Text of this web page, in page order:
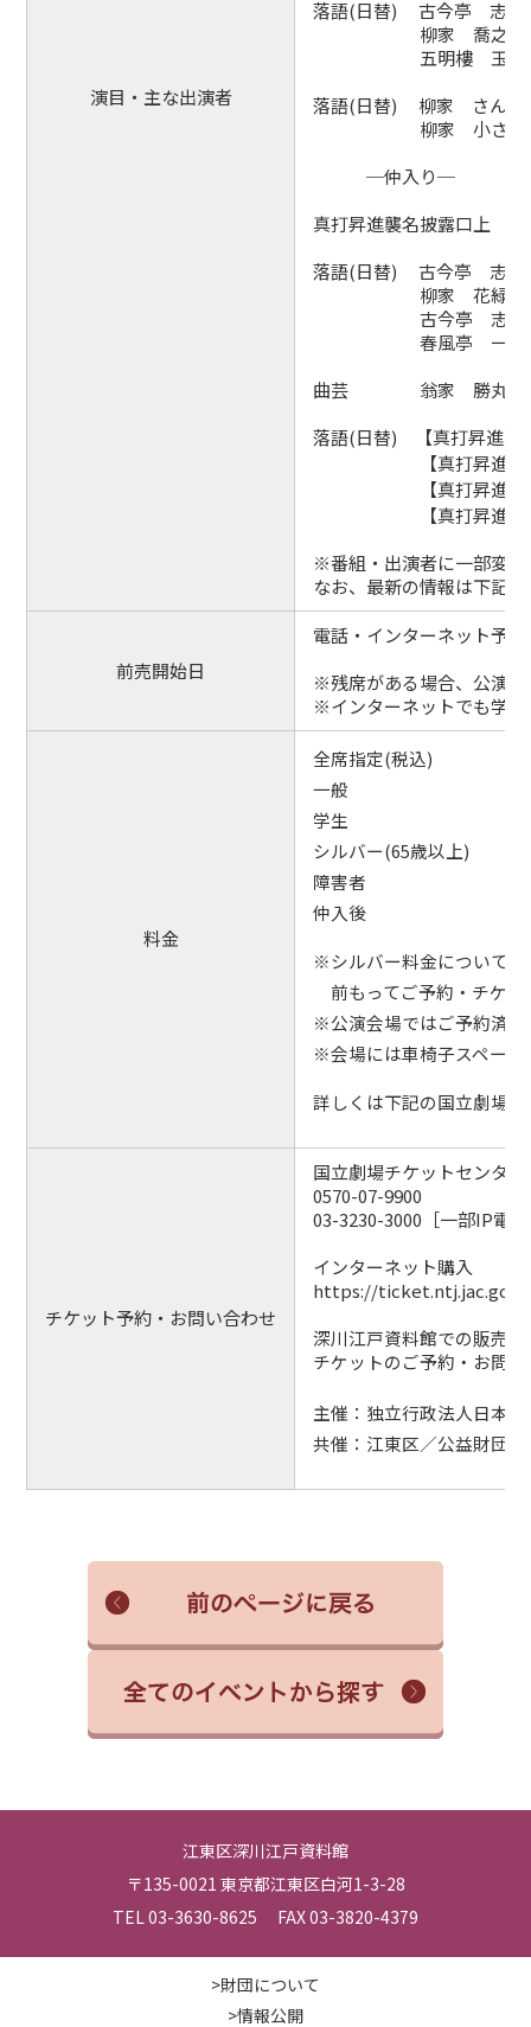
演目・主な出演者
落語(日替) 古今亭 志ん
柳家 喬之助（
五明樓 玉の輔
落語(日替) 柳家 さん喬
柳家 小さん（6
─仲入り─
真打昇進襲名披露口上
落語(日替) 古今亭 志ん
柳家 花緑（6
古今亭 志ん輔
春風亭 一朝（
曲芸 翁家 勝丸
落語(日替) 【真打昇進】
【真打昇進】
【真打昇進】
【真打昇進】柳家
※番組・出演者に一部変
なお、最新の情報は下記
前売開始日
電話・インターネット予
※残席がある場合、公演
※インターネットでも学
料金
全席指定(税込)
一般
学生
シルバー(65歳以上)
障害者 1,430円(
仲入後 1,540円
※シルバー料金について
前もってご予約・チケ
※公演会場ではご予約済
※会場には車椅子スペース
詳しくは下記の国立劇場
チケット予約・お問い合わせ
国立劇場チケットセンタ
0570-07-9900
03-3230-3000［一部IP電
インターネット購入
https://
深川江戸資料館での販売
チケットのご予約・お問
主催：独立行政法人日本
共催：江東区／公益財団
江東区深川江戸資料館
〒135-0021 東京都江東区白河1-3-28
TEL 03-3630-8625 FAX 03-3820-4379
>財団について
>情報公開